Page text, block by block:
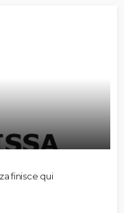
finisce qui